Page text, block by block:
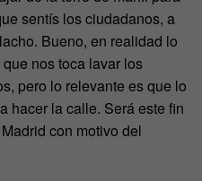
sentís los ciudadanos, a
Bueno, en realidad lo
nos toca lavar los
pero lo relevante es que lo
hacer la calle. Será este fin
con motivo del